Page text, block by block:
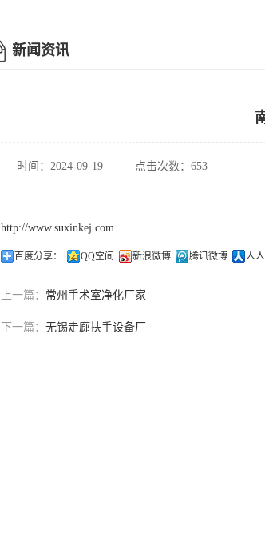
新闻资讯
时间：2024-09-19 点击次数：653
http://www.suxinkej.com
百度分享： QQ空间 新浪微博 腾讯微博 人
上一篇： 常州手术室净化厂家
下一篇： 无锡走廊扶手设备厂